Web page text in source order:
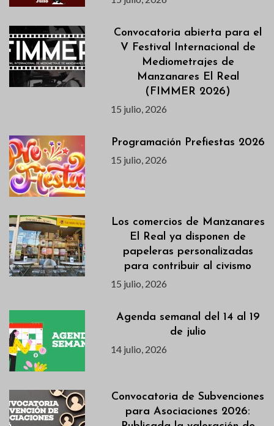
Convocatoria abierta para el
V Festival Internacional de
Mediometrajes de
Manzanares El Real
(FIMMER 2026)
15 julio, 2026
Programación Prefiestas 2026
15 julio, 2026
Los comercios de Manzanares
El Real ya disponen de
papeleras personalizadas
para contribuir al civismo
15 julio, 2026
Agenda semanal del 14 al 19
de julio
14 julio, 2026
Convocatoria de Subvenciones
para Asociaciones 2026: